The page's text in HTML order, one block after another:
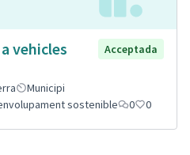
vehicles
Acceptada
Municipi
sostenible
0 0